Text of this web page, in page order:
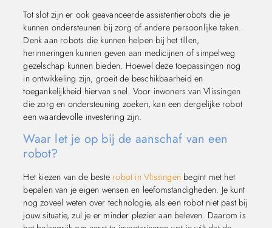
Tot slot zijn er ook geavanceerde assistentierobots die je
kunnen ondersteunen bij zorg of andere persoonlijke taken.
Denk aan robots die kunnen helpen bij het tillen,
herinneringen kunnen geven aan medicijnen of simpelweg
gezelschap kunnen bieden. Hoewel deze toepassingen nog
in ontwikkeling zijn, groeit de beschikbaarheid en
toegankelijkheid hiervan snel. Voor inwoners van Vlissingen
die zorg en ondersteuning zoeken, kan een dergelijke robot
een waardevolle investering zijn.
Waar let je op bij de aanschaf van een
robot?
Het kiezen van de beste robot in Vlissingen begint met het
bepalen van je eigen wensen en leefomstandigheden. Je kunt
nog zoveel weten over technologie, als een robot niet past bij
jouw situatie, zul je er minder plezier aan beleven. Daarom is